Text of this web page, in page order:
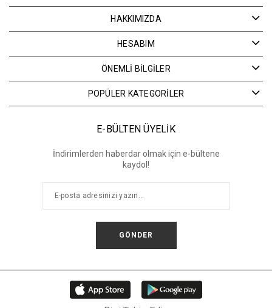
HAKKIMIZDA
HESABIM
ÖNEMLİ BİLGİLER
POPÜLER KATEGORİLER
E-BÜLTEN ÜYELİK
İndirimlerden haberdar olmak için e-bültene
kaydol!
GÖNDER